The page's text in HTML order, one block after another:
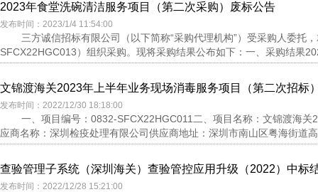
2023年食堂洗碗清洁服务项目（第二次采购）废标公告
发布时间：2023/1/4 11:54:00
三方诚信招标有限公司（以下简称“采购代理机构”）受采购人委
SFCX22HGC013）组织采购。现将采购结果公布如下：一、采购结果
文锦渡海关2023年上半年业务现场消毒服务项目（第二次招标
发布时间：2022/12/30 18:18:00
一、项目编号：0832-SFCX22HGC011二、项目名称：文锦渡海
应商名称：深圳检疫处理有限公司供应商地址：深圳市南山区粤海街道
查验管理子系统（深圳海关）查验管控应用升级（2022）中标
发布时间：2022/12/28 15:21:00